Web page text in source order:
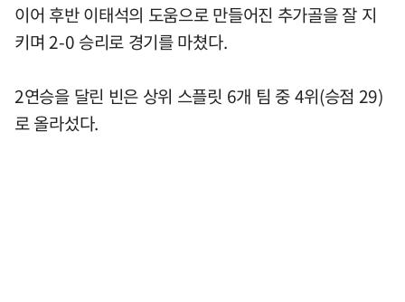
이어 후반 이태석의 도움으로 만들어진 추가골을 잘 지
키며 2-0 승리로 경기를 마쳤다.
2연승을 달린 빈은 상위 스플릿 6개 팀 중 4위(승점 29)
로 올라섰다.